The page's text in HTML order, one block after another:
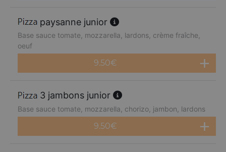
paysanne junior
Base sauce tomate, mozzarella, lardons, crème fraîche,
oeuf
9.50€
3 jambons junior
Base sauce tomate, mozzarella, chorizo, jambon, lardons
9.50€